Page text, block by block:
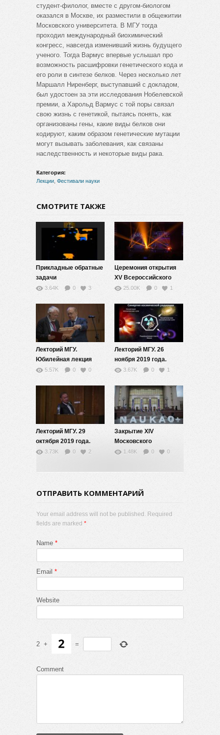
студент-филолог, вместе с другом-биологом
оказался в Москве, их разместили в общежитии
Московского университета. В МГУ тогда
проходил международный биохимический
конгресс, навсегда изменивший жизнь будущего
ученого. Тогда Вармус впервые услышал про
возможность расшифровки генетического кода и
его роли в синтезе белков. Через несколько лет
Маршалл Ниренберг, выступавший с докладом,
был удостоен за эти исследования Нобелевской
премии, а Харольд Вармус с той поры связал
свою жизнь с генетикой, пытаясь понять, как
организованы гены, какие виды белков они
кодируют, каким образом генетические мутации
могут вызывать заболевания, как связаны
наследственность и некоторые виды рака.
Категория:
Лекции Фестивали науки
СМОТРИТЕ ТАКЖЕ
Прикладные обратные
задачи
3.64K 0 3
Церемония открытия
XV Всероссийского
фестиваля науки
25.00K 0 1
Лекторий МГУ.
Юбилейная лекция
академика
5.57K 0 0
Лекторий МГУ. 26
ноября 2019 года.
М.И.Панасюк
3.67K 0 1
Лекторий МГУ. 29
октября 2019 года.
Д.Б.Зоров
3.73K 0 2
Закрытие XIV
Московского
фестиваля науки
1.48K 0 0
ОТПРАВИТЬ КОММЕНТАРИЙ
Your email address will not be published. Required
fields are marked *
Name *
Email *
Website
2 + =
Comment